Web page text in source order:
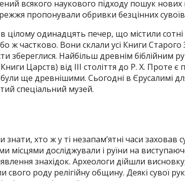
всякого наукового підходу пошук нових
пропонували обривки безцінних
цілому одинадцять печер, що містили сотні
ж частково. Вони склали усі Книги Старого
збереглися. Найбільш древнім біблійним
Царств) від ІІІ століття до Р. X. Проте
ще древнішими. Сьогодні в Єрусалимі для
спеціальний музей.
хто ж у ті незапам’ятні часи заховав
місцями досліджували і руїни на
знахідок. Археологи дійшли
свого роду релігійну общину. Деякі сувої